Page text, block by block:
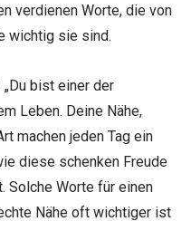
verdienen Worte, die von
wichtig sie sind.
„Du bist einer der
Leben. Deine Nähe,
machen jeden Tag ein
diese schenken Freude
Solche Worte für einen
Nähe oft wichtiger ist